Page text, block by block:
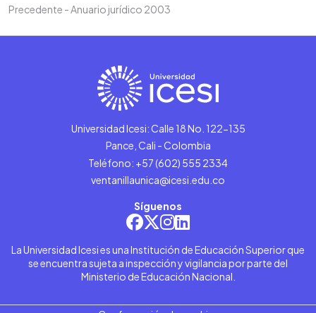
Precedente - Anuario jurídico 2003
Universidad Icesi: Calle 18 No. 122-135
Pance, Cali - Colombia
Teléfono: +57 (602) 555 2334
ventanillaunica@icesi.edu.co
Síguenos
La Universidad Icesi es una Institución de Educación Superior que
se encuentra sujeta a inspección y vigilancia por parte del
Ministerio de Educación Nacional.